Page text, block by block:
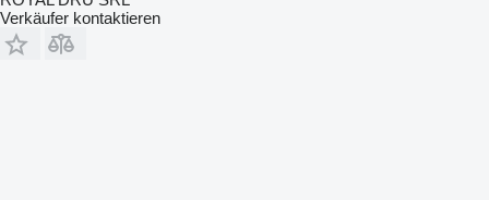
Verkäufer kontaktieren